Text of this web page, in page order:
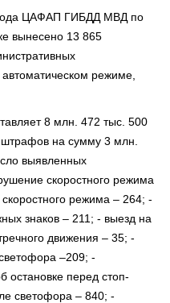
ЦАФАП ГИБДД МВД по
вынесено 13 865
режиме,
8 млн. 472 тыс. 500
на сумму 3 млн.
выявленных
скоростного режима
режима – 264; -
знаков – 211; - выезд на
движения – 35; -
–209; -
остановке перед стоп-
светофора – 840; -